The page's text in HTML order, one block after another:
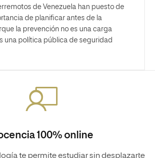
de Venezuela han puesto de
de planificar antes de la
la prevención no es una carga
una política pública de seguridad
100% online
te permite estudiar sin desplazarte